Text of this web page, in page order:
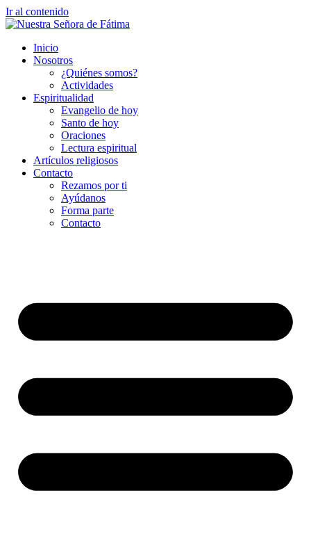
Ir al contenido
Inicio
Nosotros
¿Quiénes somos?
Actividades
Espiritualidad
Evangelio de hoy
Santo de hoy
Oraciones
Lectura espiritual
Artículos religiosos
Contacto
Rezamos por ti
Ayúdanos
Forma parte
Contacto